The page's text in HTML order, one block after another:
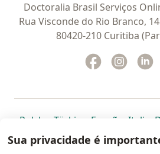
Doctoralia Brasil Serviços
Rua Visconde do Rio Branco,
80420-210 Curitiba
Facebook
abre num
abre
Polska abre num novo separador
Türkiye abre num novo
España abre
Italia
Portugal abre num novo
, México abre num
, abre
Brasil
Colombia
Sua privacidade é